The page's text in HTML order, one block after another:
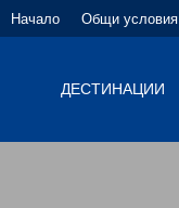
Начало Общи условия
ДЕСТИНАЦИИ